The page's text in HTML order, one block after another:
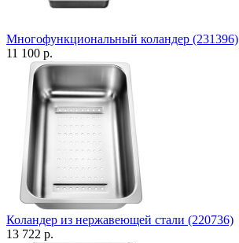
Многофункциональный коландер (231396)
11 100 р.
Коландер из нержавеющей стали (220736)
13 722 р.